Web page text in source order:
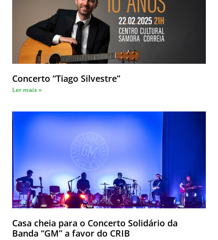
Concerto “Tiago Silvestre”
Ler mais »
Casa cheia para o Concerto Solidário da
Banda “GM” a favor do CRIB